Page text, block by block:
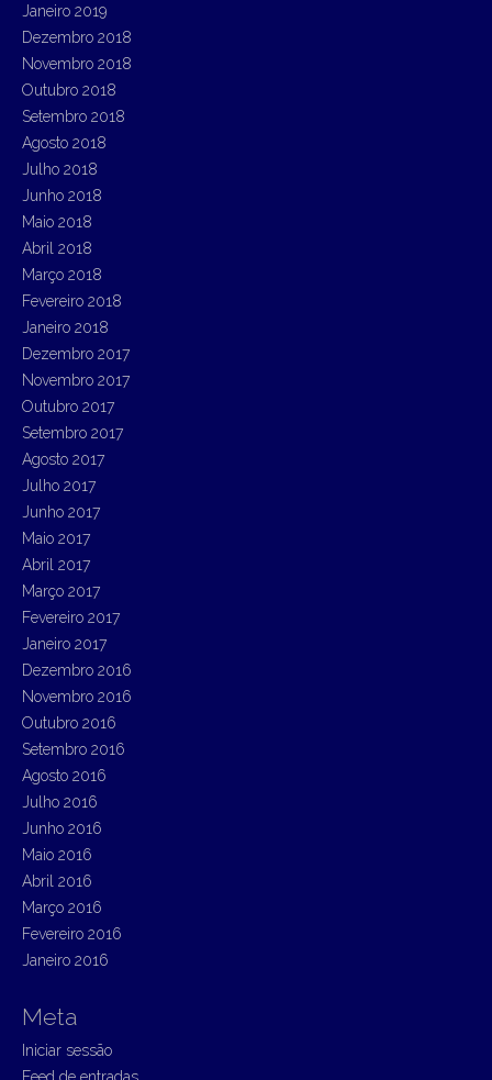
Janeiro 2019
Dezembro 2018
Novembro 2018
Outubro 2018
Setembro 2018
Agosto 2018
Julho 2018
Junho 2018
Maio 2018
Abril 2018
Março 2018
Fevereiro 2018
Janeiro 2018
Dezembro 2017
Novembro 2017
Outubro 2017
Setembro 2017
Agosto 2017
Julho 2017
Junho 2017
Maio 2017
Abril 2017
Março 2017
Fevereiro 2017
Janeiro 2017
Dezembro 2016
Novembro 2016
Outubro 2016
Setembro 2016
Agosto 2016
Julho 2016
Junho 2016
Maio 2016
Abril 2016
Março 2016
Fevereiro 2016
Janeiro 2016
Meta
Iniciar sessão